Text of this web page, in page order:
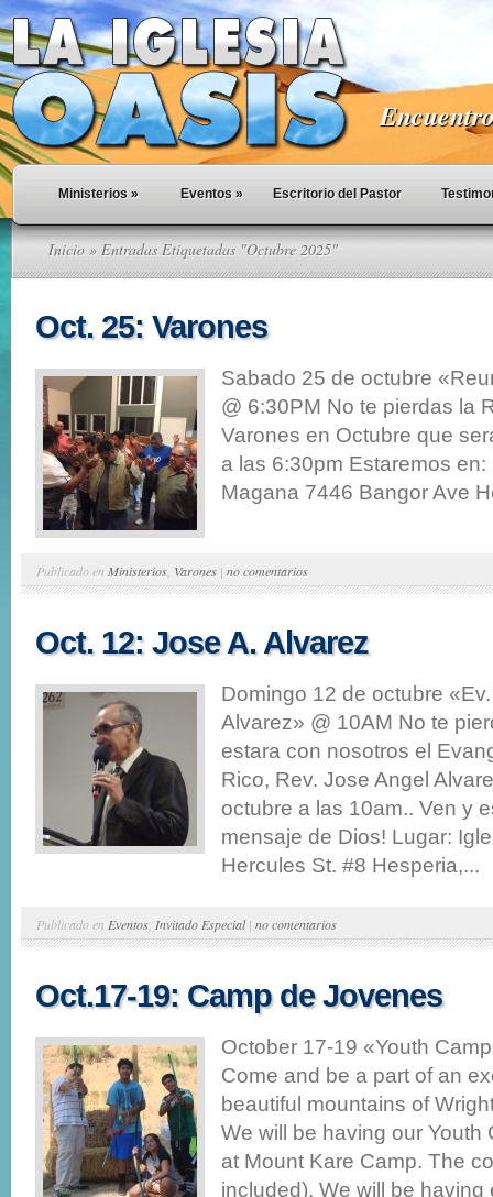
Ministerios » Eventos » Escritorio del Pastor
Inicio » Entradas Etiquetadas "Octubre 2025"
Oct. 25: Varones
Sabado 25 de octubre
@ 6:30PM No te pierdas la
Varones en Octubre que
a las 6:30pm Estaremos
Magana 7446 Bangor Ave
Publicado en Ministerios Varones | no comentarios
Oct. 12: Jose A. Alvarez
Domingo 12 de octubre
Alvarez» @ 10AM No te
estara con nosotros el
Rico, Rev. Jose Angel
octubre a las 10am.. Ven y
mensaje de Dios! Lugar:
Hercules St. #8 Hesperia,...
Publicado en Eventos Invitado Especial| no comentarios
Oct.17-19: Camp de Jovenes
October 17-19 «Youth
Come and be a part of an
beautiful mountains of
We will be having our Youth
at Mount Kare Camp. The
included). We will be having